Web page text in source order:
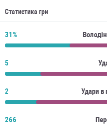
Статистика гри
31%
5
2 Удари
266